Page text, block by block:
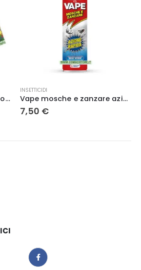
Trappola per vespe , calabroni e mosche tap trappola – Flortis
INSETTICIDI
Vape mosche e zanzare azione rapida 400 ml
7,50 €